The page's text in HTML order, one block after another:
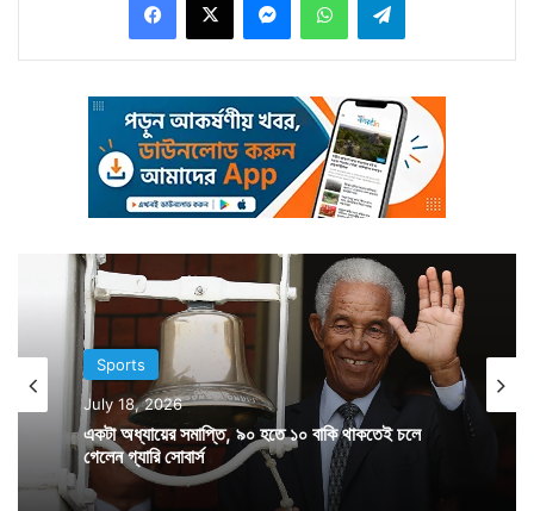
সানিয়া মির্জা ও পাক মডেল বীণা মালিকের মধ্যে বাকযুদ্ধ ট্যুইটারে
নজর কাড়ল।
পাকিস্তানের হারের পর বেশ কিছু ছবি সোশ্যাল সাইটে এসেছে।
Sports
July 18, 2026
একটা অধ্যায়ের সমাপ্তি, ৯০ হতে ১০ বাকি থাকতেই চলে
গেলেন গ্যারি সোবার্স